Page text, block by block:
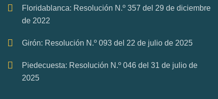
Floridablanca: Resolución N.º 357 del 29 de diciembre
de 2022
Girón: Resolución N.º 093 del 22 de julio de 2025
Piedecuesta: Resolución N.º 046 del 31 de julio de
2025